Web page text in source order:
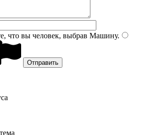
что вы человек, выбрав Машину.